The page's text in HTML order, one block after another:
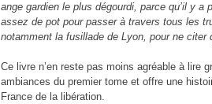
ange gardien le plus dégourdi, parce qu’il y
assez de pot pour passer à travers tous les
notamment la fusillade de Lyon, pour ne citer
Ce livre n’en reste pas moins agréable à lire
ambiances du premier tome et offre une
France de la libération.